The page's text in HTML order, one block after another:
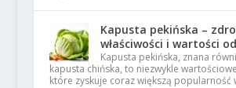
Kapusta pekińska –
właściwości i wartości
Kapusta pekińska, znana
kapusta chińska, to niezwykle
które zyskuje coraz większą popularność